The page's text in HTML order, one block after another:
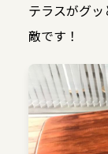
テラスがグ
敵です！